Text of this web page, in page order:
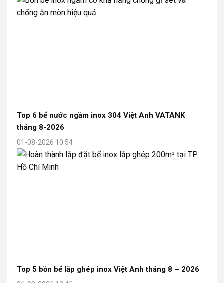
Top 6 bể nước ngầm inox 304 Việt Anh VATANK
tháng 8-2026
01-08-2026 10:54
Top 5 bồn bể lắp ghép inox Việt Anh tháng 8 – 2026